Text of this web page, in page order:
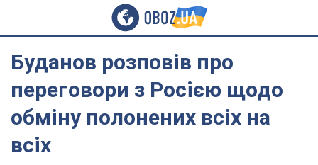
Буданов розповів про
переговори з Росією щодо
обміну полонених всіх на
всіх